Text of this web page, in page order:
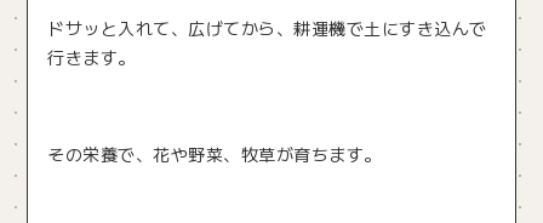
ドサッと入れて、広げてから、耕運機で土にすき込んで
行きます。
その栄養で、花や野菜、牧草が育ちます。